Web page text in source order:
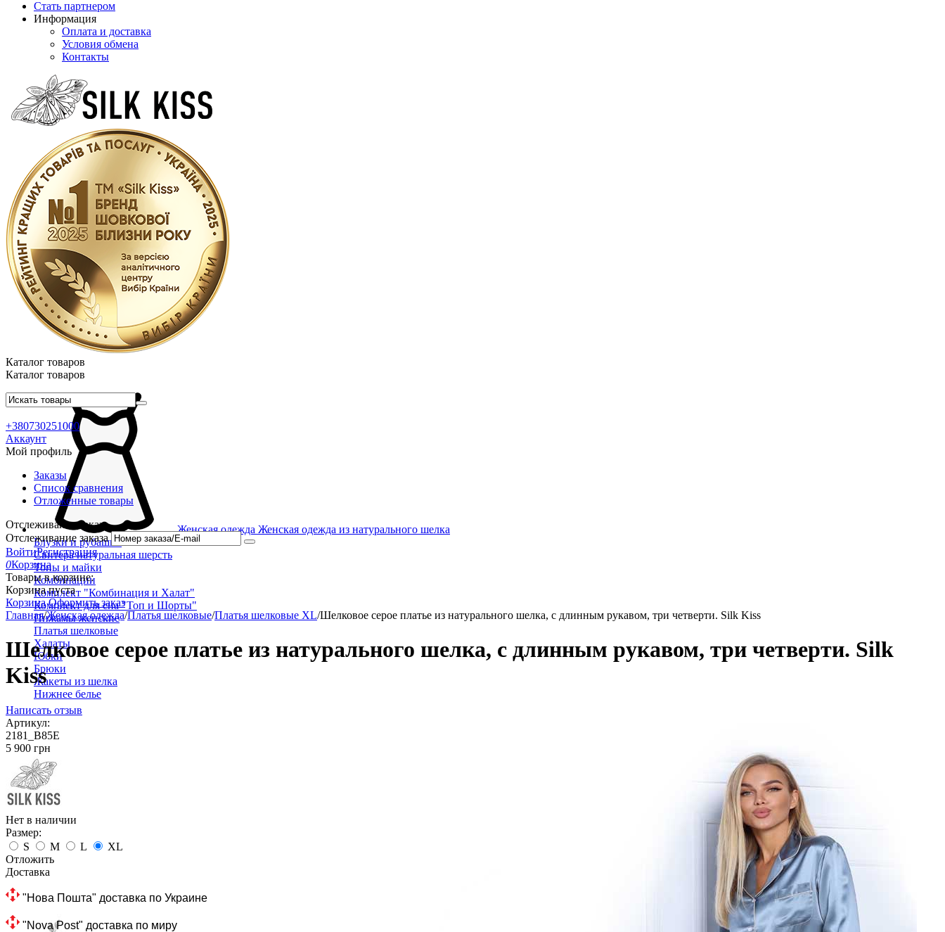
Стать партнером
Информация
Оплата и доставка
Условия обмена
Контакты
Каталог товаров
Каталог товаров
Женская одежда Женская одежда из натурального шелка
Блузки и рубашки
Свитера натуральная шерсть
Топы и майки
Комбинации
Комплект "Комбинация и Халат"
Комплект для сна "Топ и Шорты"
Пижамы женские
Платья шелковые
Халаты
Юбки
Брюки
Жакеты из шелка
Нижнее белье
+380730251000
Аккаунт
Мой профиль
Заказы
Список сравнения
Отложенные товары
Отслеживание заказа
Отслеживание заказа
ВойтиРегистрация
0Корзина
Товары в корзине:
Корзина пуста
Корзина Оформить заказ
Главная/Женская одежда/Платья шелковые/Платья шелковые XL/Шелковое серое платье из натурального шелка, с длинным рукавом, три четверти. Silk Kiss
Шелковое серое платье из натурального шелка, с длинным рукавом, три четверти. Silk
Kiss
Написать отзыв
Артикул:
2181_B85E
‍5 900‍ грн
Нет в наличии
Размер:
S
M L
XL
Отложить
Доставка
"Нова Пошта" доставка по Украине
"Nova Post" доставка по миру